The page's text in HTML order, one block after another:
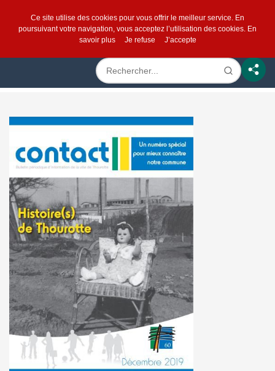
Ce site utilise des cookies pour vous offrir le meilleur service. En
poursuivant votre navigation, vous acceptez l’utilisation des cookies. En
savoir plus
Je refuse J’accepte